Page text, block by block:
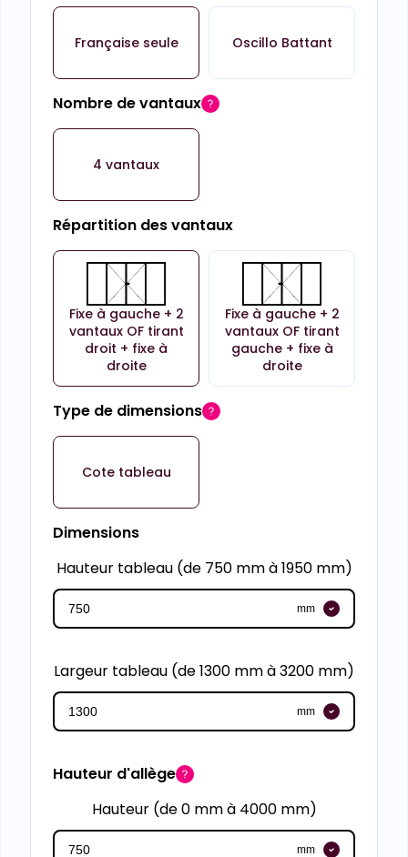
Française seule Oscillo Battant
Nombre de vantaux
4 vantaux
Répartition des vantaux
Fixe à gauche + 2
vantaux OF tirant
droit + fixe à
droite
Fixe à gauche + 2
vantaux OF tirant
gauche + fixe à
droite
Type de dimensions
Cote tableau
Dimensions
Hauteur tableau (de 750 mm à 1950 mm)
mm
Largeur tableau (de 1300 mm à 3200 mm)
mm
Hauteur d'allège
Hauteur (de 0 mm à 4000 mm)
mm